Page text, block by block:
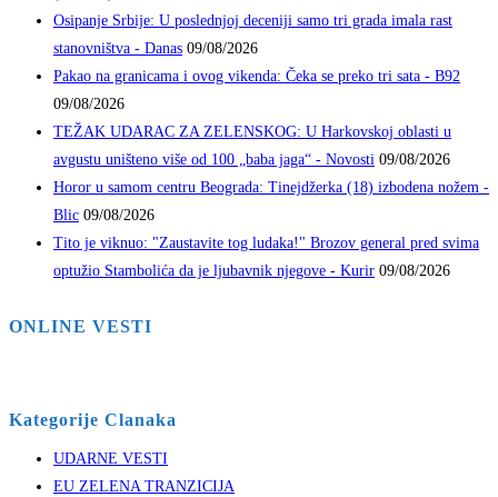
Osipanje Srbije: U poslednjoj deceniji samo tri grada imala rast
stanovništva - Danas 09/08/2026
Pakao na granicama i ovog vikenda: Čeka se preko tri sata - B92
09/08/2026
TEŽAK UDARAC ZA ZELENSKOG: U Harkovskoj oblasti u
avgustu uništeno više od 100 „baba jaga“ - Novosti 09/08/2026
Horor u samom centru Beograda: Tinejdžerka (18) izbodena nožem -
Blic 09/08/2026
Tito je viknuo: "Zaustavite tog ludaka!" Brozov general pred svima
optužio Stambolića da je ljubavnik njegove - Kurir 09/08/2026
ONLINE VESTI
Kategorije Clanaka
UDARNE VESTI
EU ZELENA TRANZICIJA